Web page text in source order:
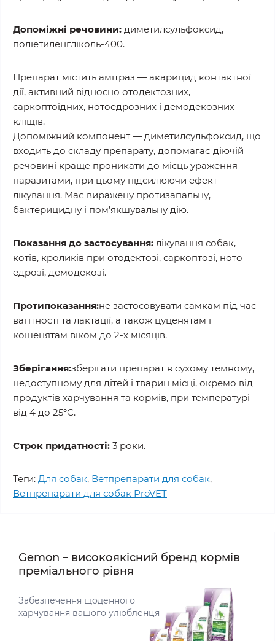
Допоміжні речовини: диметилсульфоксид,
поліетиленгліколь-400.
Препарат містить амітраз — акарицид контактної
дії, активний відносно отодектозних,
саркоптоїдних, нотоедрозних і демодекозних
кліщів.
Допоміжний компонент — диметилсульфоксид, що
входить до складу препарату, допомагає діючій
речовині краще проникати до місць ураження
паразитами, при цьому підсилюючи ефект
лікування. Має виражену протизапальну,
бактерицидну і пом’якшувальну дію.
Показання до застосування: лікування собак,
котів, кроликів при отодектозі, саркоптозі, ното­
едрозі, демодекозі.
Протипоказання:не застосовувати самкам під час
вагітності та лактації, а також цуценятам і
кошенятам віком до 2-х місяців.
Зберігання:зберігати препарат в сухому темному,
недоступному для дітей і тварин місці, окремо від
продуктів харчування та кормів, при температурі
від 4 до 25°С.
Строк придатності: 3 роки.
Теги: Для собак, Ветпрепарати для собак,
Ветпрепарати для собак ProVET
Gemon – високоякісний бренд кормів
преміального рівня
Забезпечення щоденного
харчування вашого улюбленця